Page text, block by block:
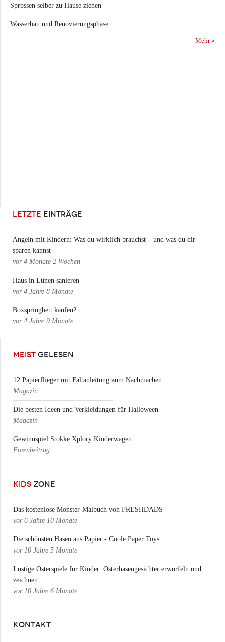
Sprossen selber zu Hause ziehen
Wasserbau und Renovierungsphase
Mehr
LETZTE EINTRÄGE
Angeln mit Kindern: Was du wirklich brauchst – und was du dir
sparen kannst
vor 4 Monate 2 Wochen
Haus in Lünen sanieren
vor 4 Jahre 8 Monate
Boxspringbett kaufen?
vor 4 Jahre 9 Monate
MEIST GELESEN
12 Papierflieger mit Faltanleitung zum Nachmachen
Magazin
Die besten Ideen und Verkleidungen für Halloween
Magazin
Gewinnspiel Stokke Xplory Kinderwagen
Forenbeitrag
KIDS ZONE
Das kostenlose Monster-Malbuch von FRESHDADS
vor 6 Jahre 10 Monate
Die schönsten Hasen aus Papier - Coole Paper Toys
vor 10 Jahre 5 Monate
Lustige Osterspiele für Kinder: Osterhasengesichter erwürfeln und
zeichnen
vor 10 Jahre 6 Monate
KONTAKT